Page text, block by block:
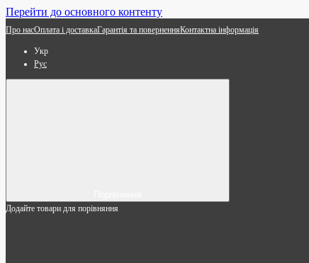
Перейти до основного контенту
Про насОплата і доставкаГарантія та поверненняКонтактна інформація
Укр
Рус
Додайте товари для порівняння